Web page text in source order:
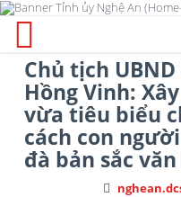
Chủ tịch
Hồng Vinh:
vừa tiêu biểu
cách con
đà bản sắc